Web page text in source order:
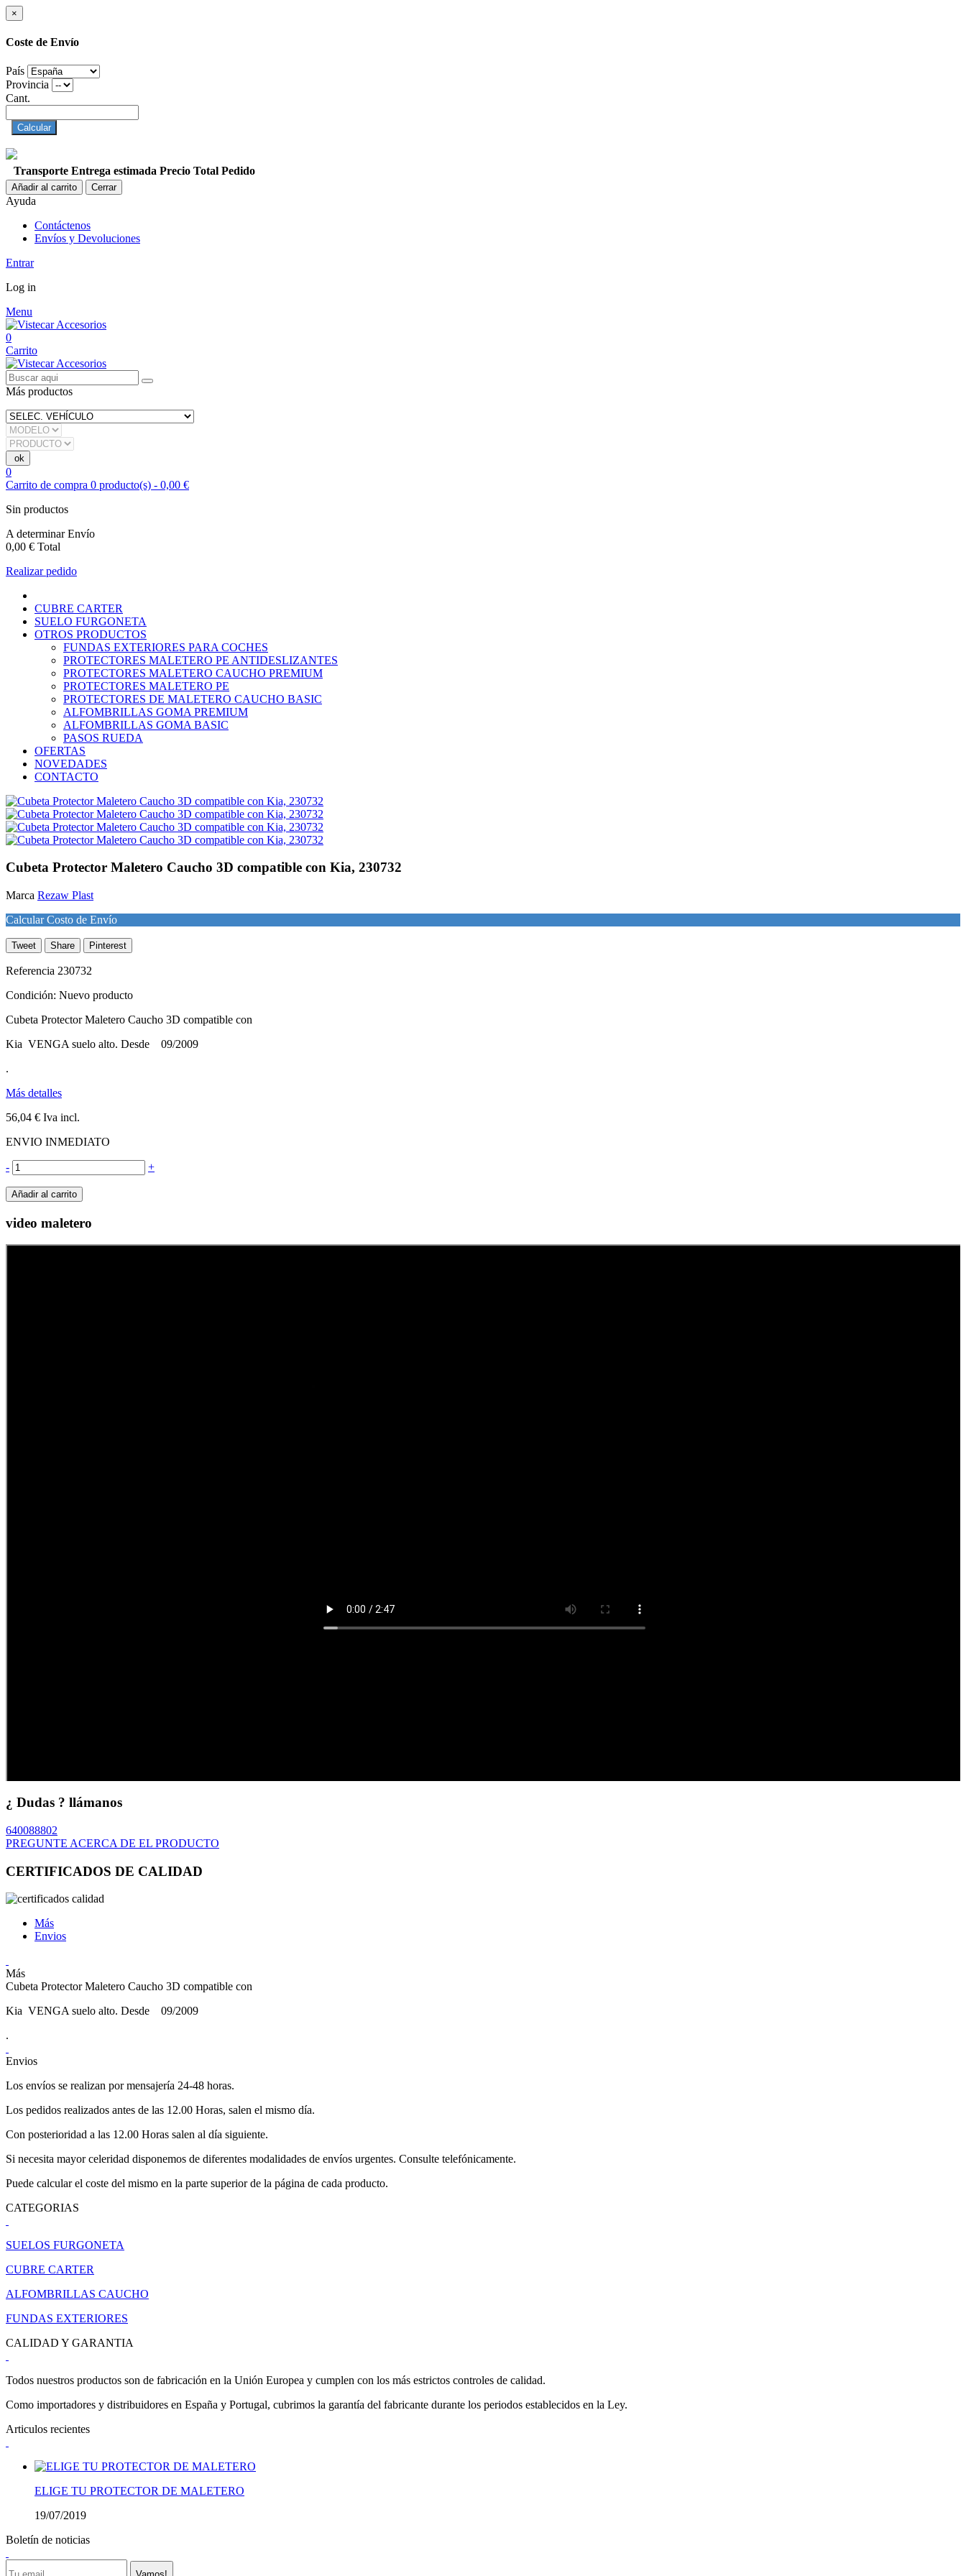
×
Coste de Envío
País
Provincia
Cant.
Calcular
Transporte Entrega estimada Precio Total Pedido
Añadir al carrito Cerrar
Ayuda
Contáctenos
Envíos y Devoluciones
Entrar
Log in
Menu
0
Carrito
Más productos
0
Carrito de compra 0 producto(s) - 0,00 €
Sin productos
A determinarEnvío
0,00 € Total
Realizar pedido
CUBRE CARTER
SUELO FURGONETA
OTROS PRODUCTOS
FUNDAS EXTERIORES PARA COCHES
PROTECTORES MALETERO PE ANTIDESLIZANTES
PROTECTORES MALETERO CAUCHO PREMIUM
PROTECTORES MALETERO PE
PROTECTORES DE MALETERO CAUCHO BASIC
ALFOMBRILLAS GOMA PREMIUM
ALFOMBRILLAS GOMA BASIC
PASOS RUEDA
OFERTAS
NOVEDADES
CONTACTO
Cubeta Protector Maletero Caucho 3D compatible con Kia, 230732
Marca Rezaw Plast
Calcular Costo de Envío
Tweet Share Pinterest
Referencia 230732
Condición: Nuevo producto
Cubeta Protector Maletero Caucho 3D compatible con
Kia VENGA suelo alto. Desde 09/2009
.
Más detalles
56,04 € Iva incl.
ENVIO INMEDIATO
- +
Añadir al carrito
video maletero
¿ Dudas ? llámanos
640088802
PREGUNTE ACERCA DE EL PRODUCTO
CERTIFICADOS DE CALIDAD
Más
Envios
Más
Cubeta Protector Maletero Caucho 3D compatible con
Kia VENGA suelo alto. Desde 09/2009
.
Envios
Los envíos se realizan por mensajería 24-48 horas.
Los pedidos realizados antes de las 12.00 Horas, salen el mismo día.
Con posterioridad a las 12.00 Horas salen al día siguiente.
Si necesita mayor celeridad disponemos de diferentes modalidades de envíos urgentes. Consulte telefónicamente.
Puede calcular el coste del mismo en la parte superior de la página de cada producto.
CATEGORIAS
SUELOS FURGONETA
CUBRE CARTER
ALFOMBRILLAS CAUCHO
FUNDAS EXTERIORES
CALIDAD Y GARANTIA
Todos nuestros productos son de fabricación en la Unión Europea y cumplen con los más estrictos controles de calidad.
Como importadores y distribuidores en España y Portugal, cubrimos la garantía del fabricante durante los periodos establecidos en la Ley.
Articulos recientes
ELIGE TU PROTECTOR DE MALETERO
19/07/2019
Boletín de noticias